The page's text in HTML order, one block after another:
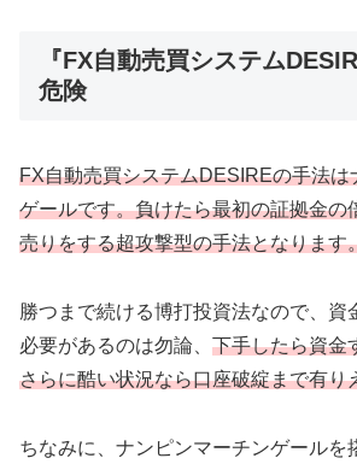
『FX自動売買システム
危険
FX自動売買システムDESIREの手法は
ゲールです。負けたら最初の証拠金の
売りをする超攻撃型の手法となります
勝つまで続ける博打投資法なので、資
必要があるのは勿論、 下手したら資金
さらに酷い状況なら口座破綻まで有り
ちなみに、ナンピンマーチンゲールを